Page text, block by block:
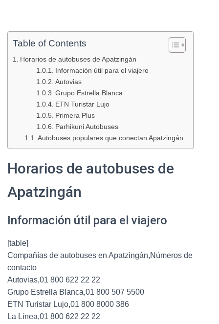
Table of Contents
Horarios de autobuses de Apatzingán
Información útil para el viajero
Autovias
Grupo Estrella Blanca
ETN Turistar Lujo
Primera Plus
Parhikuni Autobuses
Autobuses populares que conectan Apatzingán
Horarios de autobuses de
Apatzingán
Información útil para el viajero
[table]
Compañías de autobuses en Apatzingán,Números de
contacto
Autovias,01 800 622 22 22
Grupo Estrella Blanca,01 800 507 5500
ETN Turistar Lujo,01 800 8000 386
La Línea,01 800 622 22 22